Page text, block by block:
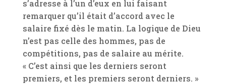
s’adresse à l’un d’eux en lui faisant
remarquer qu’il était d’accord avec le
salaire fixé dès le matin. La logique de Dieu
n’est pas celle des hommes, pas de
compétitions, pas de salaire au mérite.
« C’est ainsi que les derniers seront
premiers, et les premiers seront derniers. »